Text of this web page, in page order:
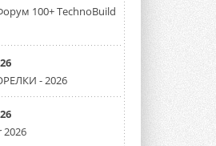
в России
устанавливать
в МКД
запрет на
в многоквартирных ...
с ЕС-
Sysimple TRS EC
100+ TechnoBuild
- 2026
2026